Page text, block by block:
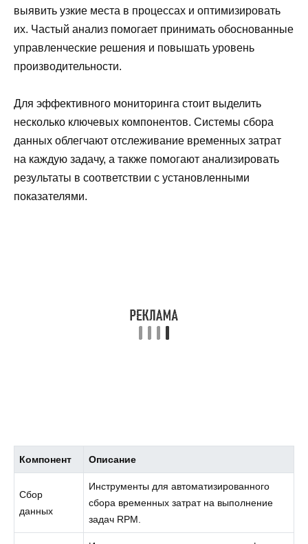
выявить узкие места в процессах и оптимизировать
их. Частый анализ помогает принимать обоснованные
управленческие решения и повышать уровень
производительности.
Для эффективного мониторинга стоит выделить
несколько ключевых компонентов. Системы сбора
данных облегчают отслеживание временных затрат
на каждую задачу, а также помогают анализировать
результаты в соответствии с установленными
показателями.
Компонент Описание
Сбор
данных
Инструменты для автоматизированного
сбора временных затрат на выполнение
задач RPM.